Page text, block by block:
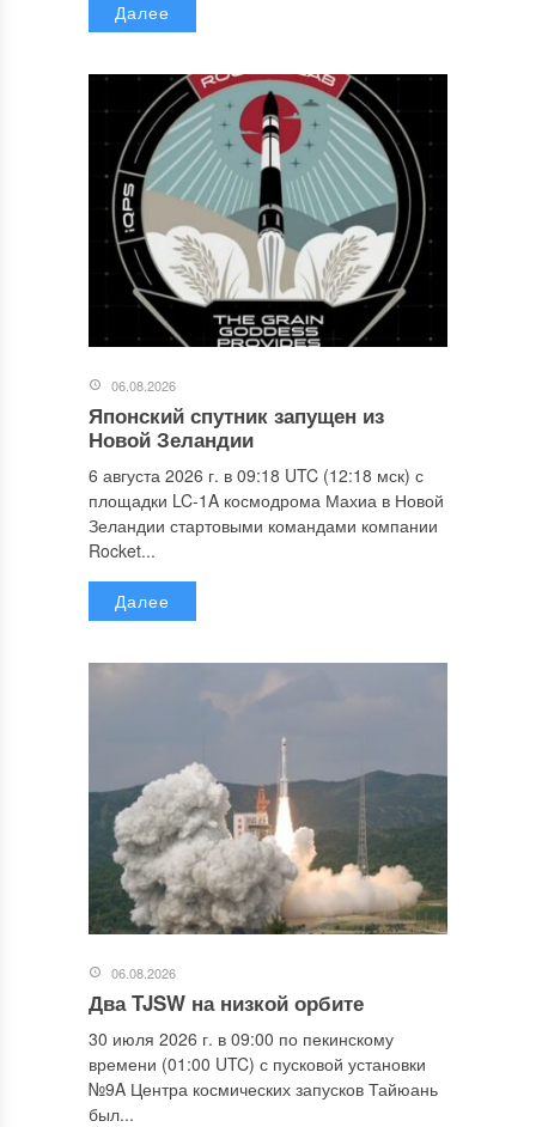
Далее
06.08.2026
Японский спутник запущен из
Новой Зеландии
6 августа 2026 г. в 09:18 UTC (12:18 мск) с
площадки LC-1A космодрома Махиа в Новой
Зеландии стартовыми командами компании
Rocket...
Далее
06.08.2026
Два TJSW на низкой орбите
30 июля 2026 г. в 09:00 по пекинскому
времени (01:00 UTC) с пусковой установки
№9A Центра космических запусков Тайюань
был...